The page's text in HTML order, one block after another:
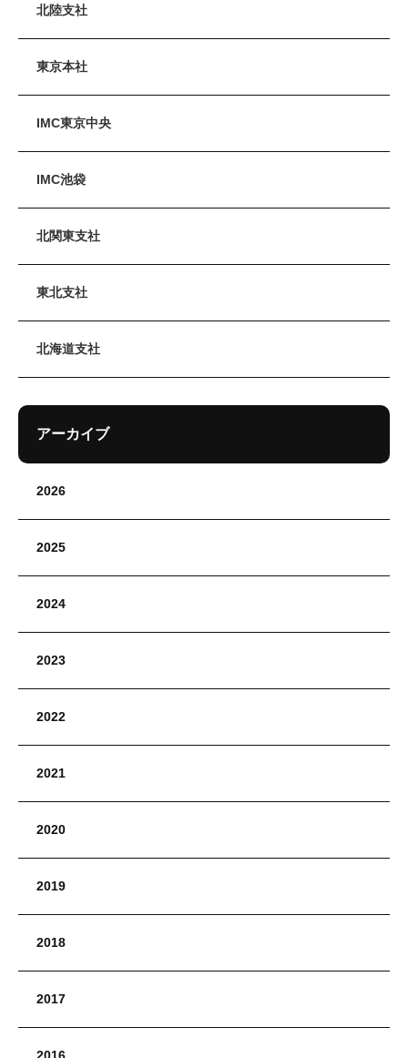
北陸支社
東京本社
IMC東京中央
IMC池袋
北関東支社
東北支社
北海道支社
アーカイブ
2026
2025
2024
2023
2022
2021
2020
2019
2018
2017